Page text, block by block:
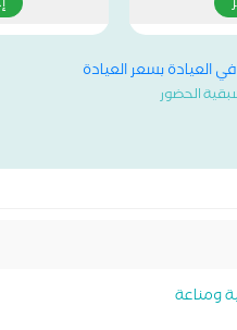
العيادة بسعر العيادة
الحضور
ومناعة